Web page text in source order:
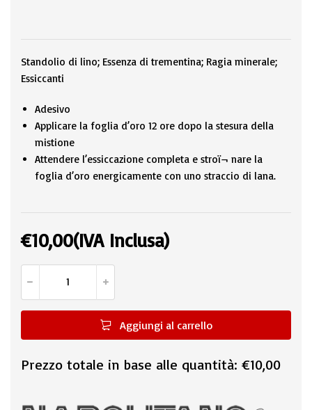
Standolio di lino; Essenza di trementina; Ragia minerale;
Essiccanti
Adesivo
Applicare la foglia d’oro 12 ore dopo la stesura della
mistione
Attendere l’essiccazione completa e stroï¬ nare la
foglia d’oro energicamente con uno straccio di lana.
€10,00(IVA Inclusa)
Aggiungi al carrello
Prezzo totale in base alle quantità: €10,00